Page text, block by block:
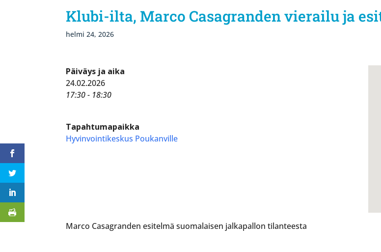
Klubi-ilta, Marco Casagranden vierailu ja
helmi 24, 2026
Päiväys ja aika
24.02.2026
17:30 - 18:30
Tapahtumapaikka
Hyvinvointikeskus Poukanville
Marco Casagranden esitelmä suomalaisen jalkapallon tilanteesta